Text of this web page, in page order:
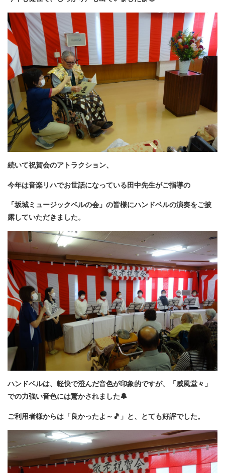
続いて祝賀会のアトラクション、
今年は音楽リハでお世話になっている田中先生がご指導の
「坂城ミュージックベルの会」の皆様にハンドベルの演奏をご披
露していただきました。
ハンドベルは、軽快で澄んだ音色が印象的ですが、「威風堂々」
での力強い音色には驚かされました🔔
ご利用者様からは「良かったよ～🎵」と、とても好評でした。